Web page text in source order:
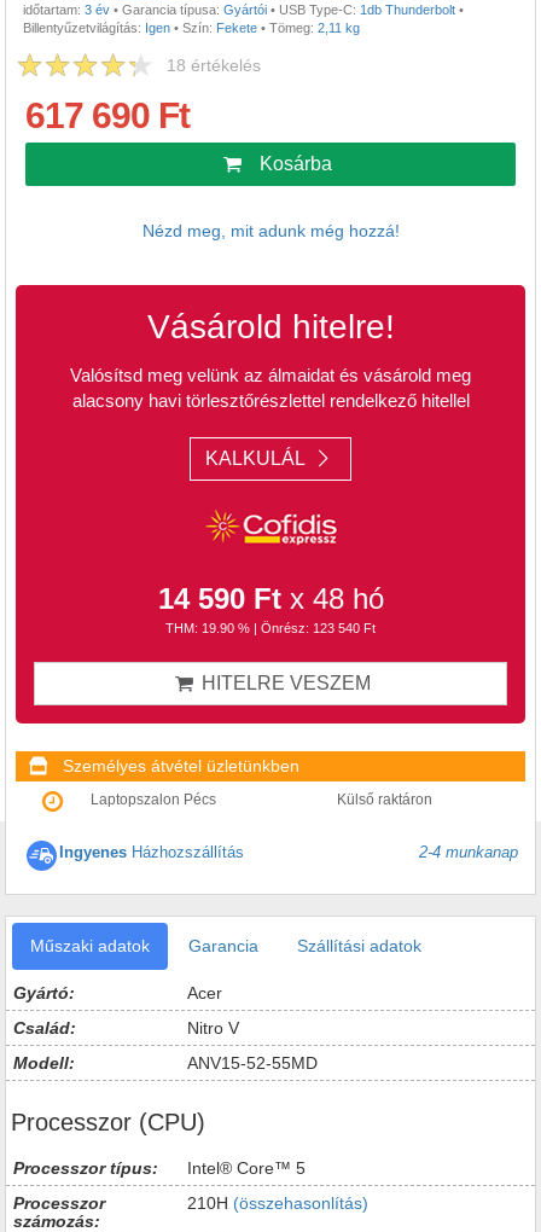
időtartam: 3 év • Garancia típusa: Gyártói • USB Type-C: 1db Thunderbolt •
Billentyűzetvilágítás: Igen • Szín: Fekete • Tömeg: 2,11 kg
18 értékelés
617 690 Ft
Kosárba
Nézd meg, mit adunk még hozzá!
Vásárold hitelre!
Valósítsd meg velünk az álmaidat és vásárold meg
alacsony havi törlesztőrészlettel rendelkező hitellel
KALKULÁL
14 590 Ftx 48 hó
THM: 19.90 % | Önrész: 123 540 Ft
HITELRE VESZEM
Személyes átvétel üzletünkben
Laptopszalon Pécs Külső raktáron
Ingyenes Házhozszállítás 2-4 munkanap
Műszaki adatok Garancia Szállítási adatok
Gyártó:
Acer
Család:
Nitro V
Modell:
ANV15-52-55MD
Processzor (CPU)
Processzor típus:
Intel® Core™ 5
Processzor
számozás:
210H (összehasonlítás)